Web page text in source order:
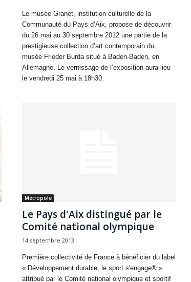
Le musée Granet, institution culturelle de la
Communauté du Pays d’Aix, propose de découvrir
du 26 mai au 30 septembre 2012 une partie de la
prestigieuse collection d’art contemporain du
musée Frieder Burda situé à Baden-Baden, en
Allemagne. Le vernissage de l’exposition aura lieu
le vendredi 25 mai à 18h30.
Métropole
Le Pays d'Aix distingué par le
Comité national olympique
14 septembre 2013
Première collectivité de France à bénéficier du label
« Développement durable, le sport s'engage® »
attribué par le Comité national olympique et sportif